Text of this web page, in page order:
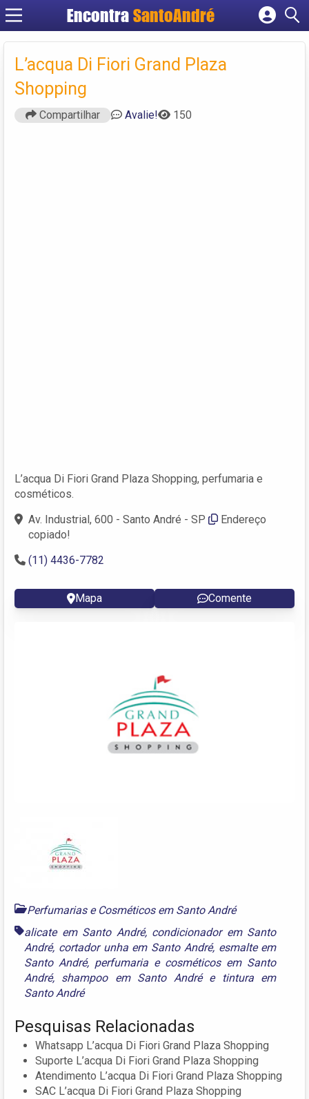
Encontra SantoAndré
Cadastrar empresa
Criar conta
L’acqua Di Fiori Grand Plaza
Shopping
Compartilhar Avalie! 150
L’acqua Di Fiori Grand Plaza Shopping, perfumaria e
cosméticos.
Av. Industrial, 600 - Santo André - SP
Endereço
copiado!
(11) 4436-7782
Mapa Comente
Perfumarias e Cosméticos em Santo André
alicate em Santo André, condicionador em Santo
André, cortador unha em Santo André, esmalte em
Santo André, perfumaria e cosméticos em Santo
André, shampoo em Santo Andrée tintura em
Santo André
Pesquisas Relacionadas
Whatsapp L’acqua Di Fiori Grand Plaza Shopping
Suporte L’acqua Di Fiori Grand Plaza Shopping
Atendimento L’acqua Di Fiori Grand Plaza Shopping
SAC L’acqua Di Fiori Grand Plaza Shopping